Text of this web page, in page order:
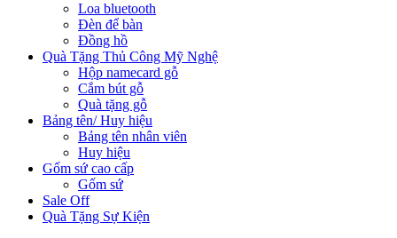
Loa bluetooth
Đèn để bàn
Đồng hồ
Quà Tặng Thủ Công Mỹ Nghệ
Hộp namecard gỗ
Cắm bút gỗ
Quà tặng gỗ
Bảng tên/ Huy hiệu
Bảng tên nhân viên
Huy hiệu
Gốm sứ cao cấp
Gốm sứ
Sale Off
Quà Tặng Sự Kiện